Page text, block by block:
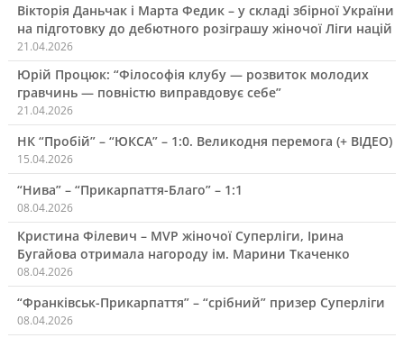
Вікторія Даньчак і Марта Федик – у складі збірної України
на підготовку до дебютного розіграшу жіночої Ліги націй
21.04.2026
Юрій Процюк: “Філософія клубу — розвиток молодих
гравчинь — повністю виправдовує себе”
21.04.2026
НК “Пробій” – “ЮКСА” – 1:0. Великодня перемога (+ ВІДЕО)
15.04.2026
“Нива” – “Прикарпаття-Благо” – 1:1
08.04.2026
Кристина Філевич – MVP жіночої Суперліги, Ірина
Бугайова отримала нагороду ім. Марини Ткаченко
08.04.2026
“Франківськ-Прикарпаття” – “срібний” призер Суперліги
08.04.2026